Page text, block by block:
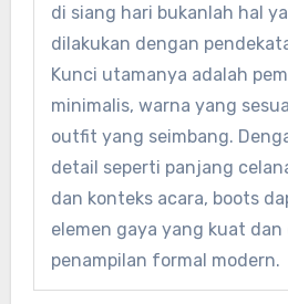
di siang hari bukanlah hal
dilakukan dengan
Kunci utamanya adalah
minimalis, warna yang
outfit yang seimbang.
detail seperti panjang
dan konteks acara, boots
elemen gaya yang kuat dan
penampilan formal modern.